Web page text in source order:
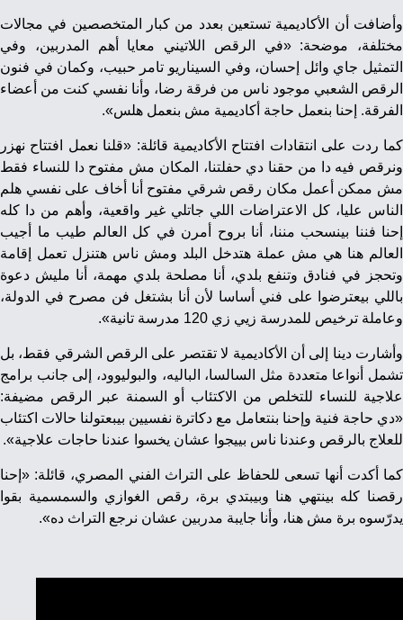
وأضافت أن الأكاديمية تستعين بعدد من كبار المتخصصين في مجالات
مختلفة، موضحة: «في الرقص اللاتيني معايا أهم المدربين، وفي
التمثيل جاي وائل إحسان، وفي السيناريو تامر حبيب، وكمان في فنون
الرقص الشعبي موجود ناس من فرقة رضا، وأنا نفسي كنت من أعضاء
الفرقة. إحنا بنعمل حاجة أكاديمية مش بنعمل هلس».
كما ردت على انتقادات افتتاح الأكاديمية قائلة: «قلنا نعمل افتتاح نهزر
ونرقص فيه دا من حقنا دي حفلتنا، المكان مش مفتوح دا للنساء فقط
مش ممكن أعمل مكان رقص شرقي مفتوح أنا أخاف على نفسي هلم
الناس عليا، كل الاعتراضات اللي جاتلي غير واقعية، وأهم من دا كله
إحنا فننا بينسحب مننا، أنا بروح أمرن في كل العالم طيب ما أجيب
العالم هنا هي مش عملة هتدخل البلد ومش ناس هتنزل تعمل إقامة
وتحجز في فنادق وتنفع بلدي، أنا مصلحة بلدي مهمة، أنا مليش دعوة
باللي بيعترضوا على فني أساسا لأن أنا بشتغل فن مصرح في الدولة،
وعاملة ترخيص للمدرسة زيي زي 120 مدرسة تانية».
وأشارت دينا إلى أن الأكاديمية لا تقتصر على الرقص الشرقي فقط، بل
تشمل أنواعا متعددة مثل السالسا، الباليه، والبوليوود، إلى جانب برامج
علاجية للنساء للتخلص من الاكتئاب أو السمنة عبر الرقص مضيفة:
«دي حاجة فنية وإحنا بنتعامل مع دكاترة نفسيين بيبعتولنا حالات اكتئاب
للعلاج بالرقص وعندنا ناس بييجوا عشان يخسوا عندنا حاجات علاجية».
كما أكدت أنها تسعى للحفاظ على التراث الفني المصري، قائلة: «إحنا
رقصنا كله بينتهي هنا وبيبتدي برة، رقص الغوازي والسمسمية بقوا
يدرّسوه برة مش هنا، وأنا جايبة مدربين عشان نرجع التراث ده».